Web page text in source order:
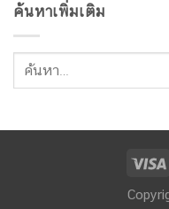
ค้นหาเพิ่มเติม